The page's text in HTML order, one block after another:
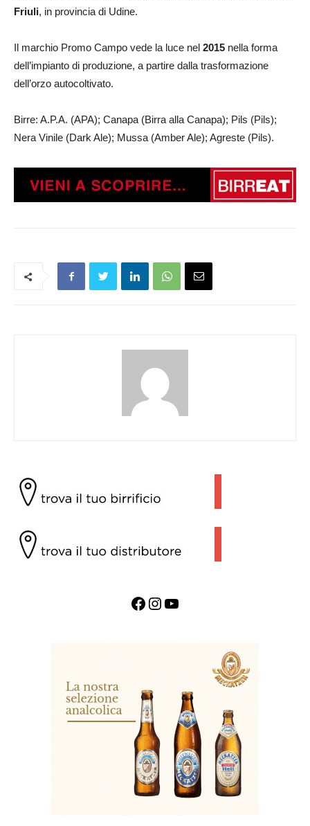
Friuli, in provincia di Udine.
Il marchio Promo Campo vede la luce nel 2015 nella forma
dell’impianto di produzione, a partire dalla trasformazione
dell’orzo autocoltivato.
Birre: A.P.A. (APA); Canapa (Birra alla Canapa); Pils (Pils);
Nera Vinile (Dark Ale); Mussa (Amber Ale); Agreste (Pils).
Facebook InstagramYouTube